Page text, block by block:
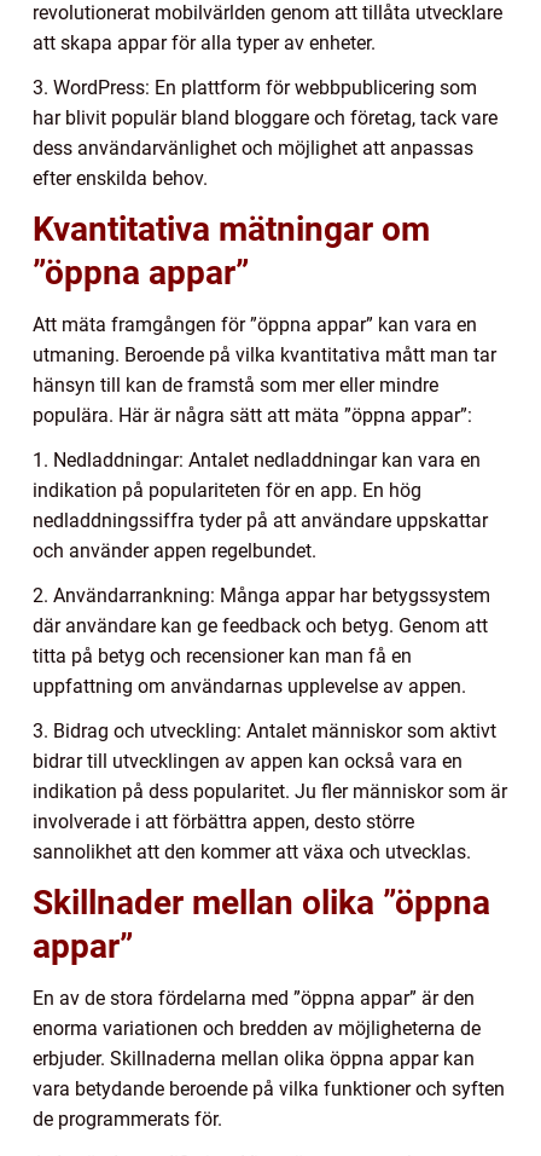
revolutionerat mobilvärlden genom att tillåta utvecklare
att skapa appar för alla typer av enheter.
3. WordPress: En plattform för webbpublicering som
har blivit populär bland bloggare och företag, tack vare
dess användarvänlighet och möjlighet att anpassas
efter enskilda behov.
Kvantitativa mätningar om
”öppna appar”
Att mäta framgången för ”öppna appar” kan vara en
utmaning. Beroende på vilka kvantitativa mått man tar
hänsyn till kan de framstå som mer eller mindre
populära. Här är några sätt att mäta ”öppna appar”:
1. Nedladdningar: Antalet nedladdningar kan vara en
indikation på populariteten för en app. En hög
nedladdningssiffra tyder på att användare uppskattar
och använder appen regelbundet.
2. Användarrankning: Många appar har betygssystem
där användare kan ge feedback och betyg. Genom att
titta på betyg och recensioner kan man få en
uppfattning om användarnas upplevelse av appen.
3. Bidrag och utveckling: Antalet människor som aktivt
bidrar till utvecklingen av appen kan också vara en
indikation på dess popularitet. Ju fler människor som är
involverade i att förbättra appen, desto större
sannolikhet att den kommer att växa och utvecklas.
Skillnader mellan olika ”öppna
appar”
En av de stora fördelarna med ”öppna appar” är den
enorma variationen och bredden av möjligheterna de
erbjuder. Skillnaderna mellan olika öppna appar kan
vara betydande beroende på vilka funktioner och syften
de programmerats för.